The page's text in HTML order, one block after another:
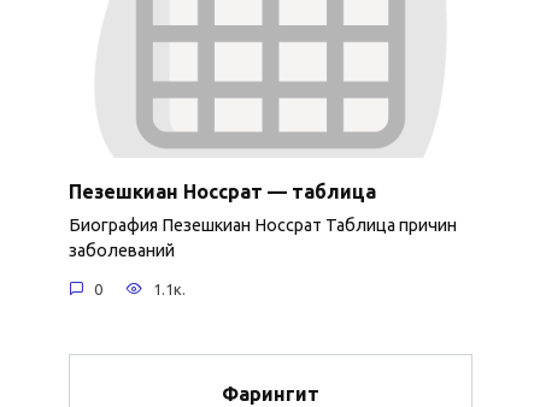
Пезешкиан Носсрат — таблица
Биография Пезешкиан Носсрат Таблица причин
заболеваний
0 1.1к.
Фарингит